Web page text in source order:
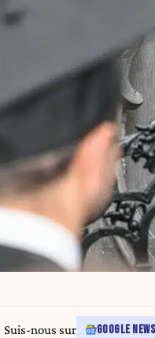
Suis-nous sur GOOGLE NEWS